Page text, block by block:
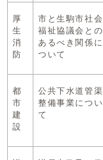
厚
生
消
防
市と生駒市社会
福祉協議会との
あるべき関係に
ついて
都
市
建
設
公共下水道管渠
整備事業につい
て